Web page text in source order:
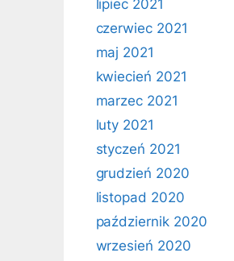
lipiec 2021
czerwiec 2021
maj 2021
kwiecień 2021
marzec 2021
luty 2021
styczeń 2021
grudzień 2020
listopad 2020
październik 2020
wrzesień 2020